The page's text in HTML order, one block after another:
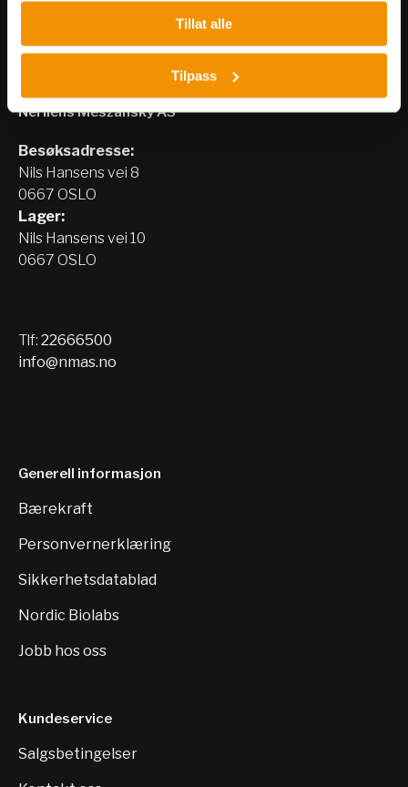
Tillat alle
Tilpass
Nerliens Meszansky AS
Besøksadresse:
Nils Hansens vei 8
0667 OSLO
Lager:
Nils Hansens vei 10
0667 OSLO
Tlf: 22666500
info@nmas.no
Generell informasjon
Bærekraft
Personvernerklæring
Sikkerhetsdatablad
Nordic Biolabs
Jobb hos oss
Kundeservice
Salgsbetingelser